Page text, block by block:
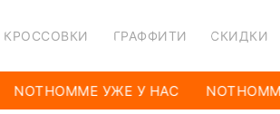
КРОССОВКИ ГРАФФИТИ СКИДКИ
NOTHOMME УЖЕ У НАС